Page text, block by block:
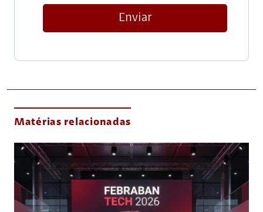
Enviar
Matérias relacionadas